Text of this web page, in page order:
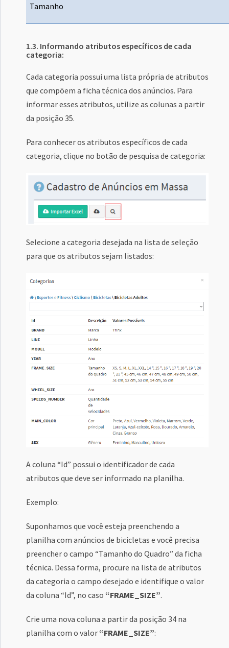
Tamanho
1.3. Informando atributos específicos de cada
categoria:
Cada categoria possui uma lista própria de atributos
que compõem a ficha técnica dos anúncios. Para
informar esses atributos, utilize as colunas a partir
da posição 35.
Para conhecer os atributos específicos de cada
categoria, clique no botão de pesquisa de categoria:
Selecione a categoria desejada na lista de seleção
para que os atributos sejam listados:
A coluna “Id” possui o identificador de cada
atributos que deve ser informado na planilha.
Exemplo:
Suponhamos que você esteja preenchendo a
planilha com anúncios de bicicletas e você precisa
preencher o campo “Tamanho do Quadro” da ficha
técnica. Dessa forma, procure na lista de atributos
da categoria o campo desejado e identifique o valor
da coluna “Id”, no caso “FRAME_SIZE”.
Crie uma nova coluna a partir da posição 34 na
planilha com o valor “FRAME_SIZE”: